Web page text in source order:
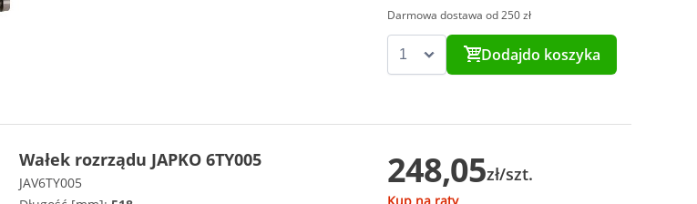
Darmowa dostawa od 250 zł
Dodajdo koszyka
Wałek rozrządu JAPKO 6TY005
JAV6TY005
248,05zł/szt.